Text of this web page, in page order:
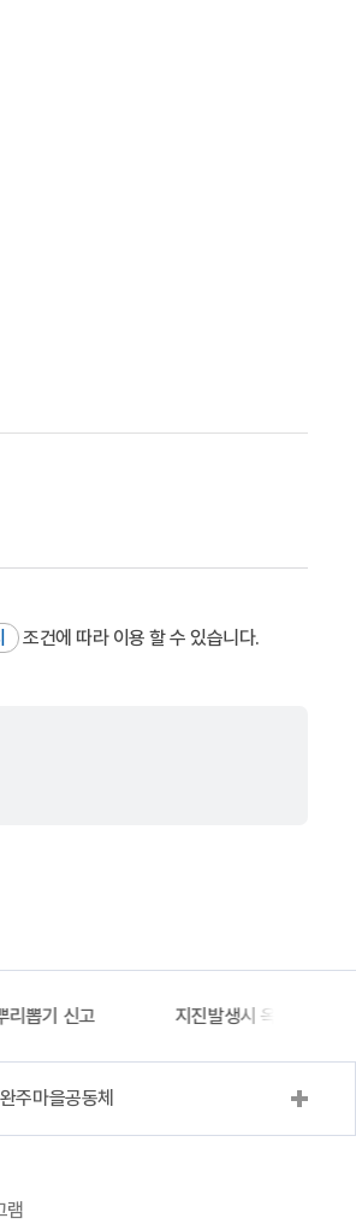
조건에 따라 이용 할 수 있습니다.
리뽑기 신고 지진발생시 옥외대피소
완주마을공동체
램